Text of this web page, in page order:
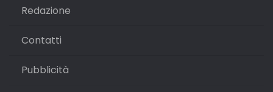
Redazione
Contatti
Pubblicità